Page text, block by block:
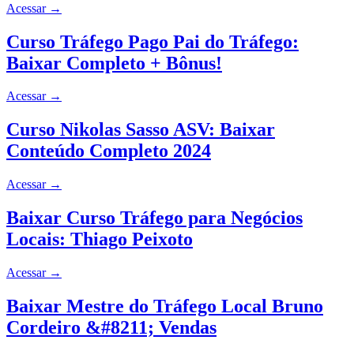
Acessar →
Curso Tráfego Pago Pai do Tráfego:
Baixar Completo + Bônus!
Acessar →
Curso Nikolas Sasso ASV: Baixar
Conteúdo Completo 2024
Acessar →
Baixar Curso Tráfego para Negócios
Locais: Thiago Peixoto
Acessar →
Baixar Mestre do Tráfego Local Bruno
Cordeiro &#8211; Vendas